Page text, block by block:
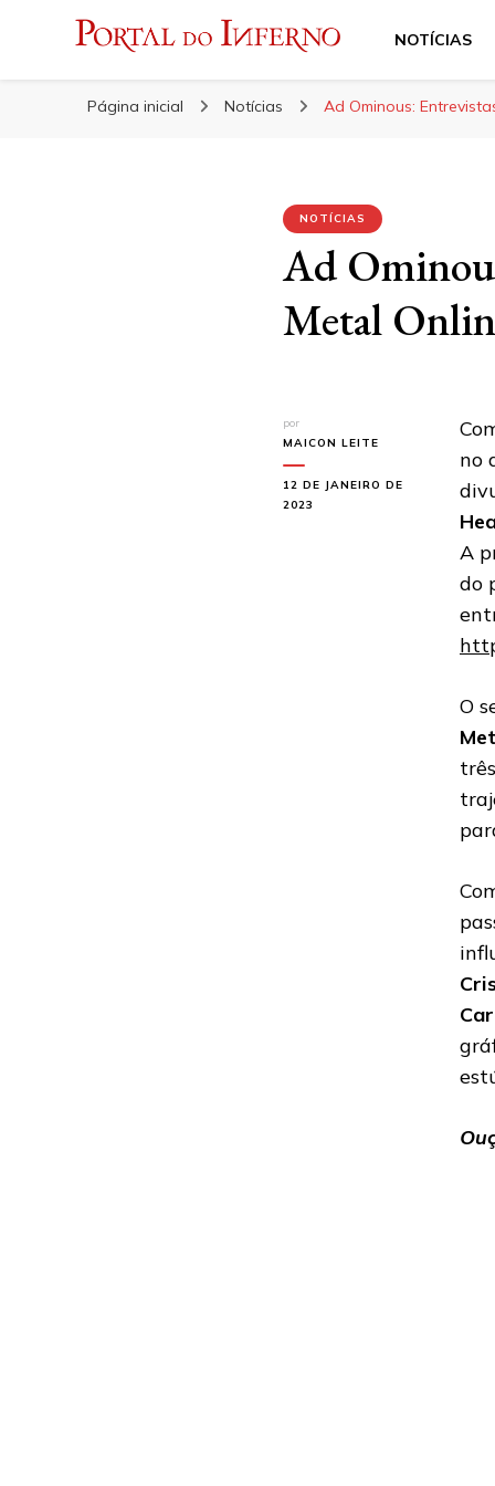
Portal do Inferno
NOTÍCIAS
Página inicial Notícias Ad Ominous:
NOTÍCIAS
Ad
Metal
por
MAICON LEITE
12 DE JANEIRO DE
2023
no
A
do
O